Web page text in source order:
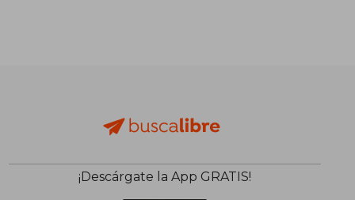
¡Descárgate la App GRATIS!